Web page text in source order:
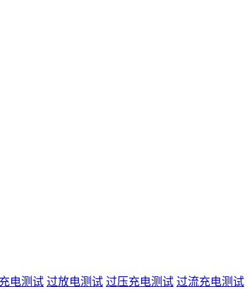
电测试 过放电测试 过压充电测试 过流充电测试